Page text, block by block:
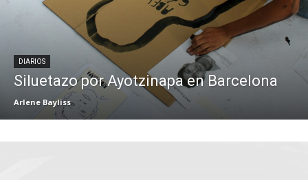
DIARIOS
Siluetazo por Ayotzinapa en Barcelona
Arlene Bayliss